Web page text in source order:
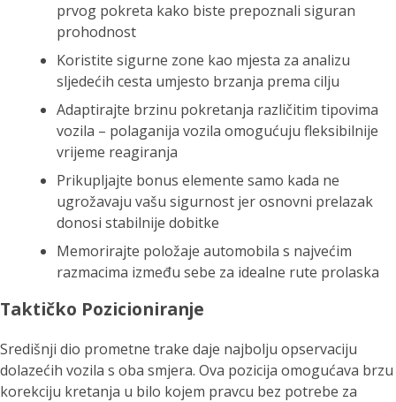
prvog pokreta kako biste prepoznali siguran
prohodnost
Koristite sigurne zone kao mjesta za analizu
sljedećih cesta umjesto brzanja prema cilju
Adaptirajte brzinu pokretanja različitim tipovima
vozila – polaganija vozila omogućuju fleksibilnije
vrijeme reagiranja
Prikupljajte bonus elemente samo kada ne
ugrožavaju vašu sigurnost jer osnovni prelazak
donosi stabilnije dobitke
Memorirajte položaje automobila s najvećim
razmacima između sebe za idealne rute prolaska
Taktičko Pozicioniranje
Središnji dio prometne trake daje najbolju opservaciju
dolazećih vozila s oba smjera. Ova pozicija omogućava brzu
korekciju kretanja u bilo kojem pravcu bez potrebe za